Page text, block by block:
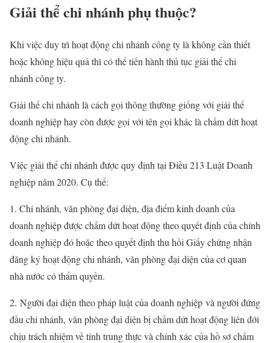
Giải thể chi nhánh phụ thuộc?
Khi việc duy trì hoạt động chi nhánh công ty là không cần thiết
hoặc không hiệu quả thì có thể tiến hành thủ tục giải thể chi
nhánh công ty.
Giải thể chi nhánh là cách gọi thông thường giống với giải thể
doanh nghiệp hay còn được gọi với tên gọi khác là chấm dứt hoạt
động chi nhánh.
Việc giải thể chi nhánh được quy định tại Điều 213 Luật Doanh
nghiệp năm 2020. Cụ thể:
1. Chi nhánh, văn phòng đại diện, địa điểm kinh doanh của
doanh nghiệp được chấm dứt hoạt động theo quyết định của chính
doanh nghiệp đó hoặc theo quyết định thu hồi Giấy chứng nhận
đăng ký hoạt động chi nhánh, văn phòng đại diện của cơ quan
nhà nước có thẩm quyền.
2. Người đại diện theo pháp luật của doanh nghiệp và người đứng
đầu chi nhánh, văn phòng đại diện bị chấm dứt hoạt động liên đới
chịu trách nhiệm về tính trung thực và chính xác của hồ sơ chấm